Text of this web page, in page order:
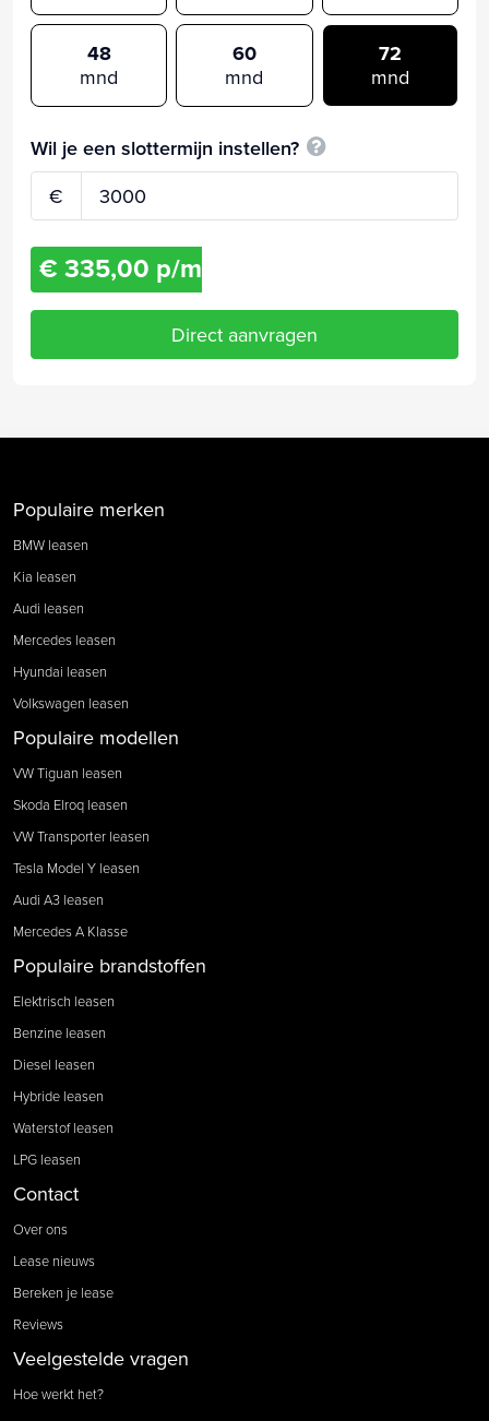
48
mnd
60
mnd
72
mnd
Wil je een slottermijn instellen?
€
€ 335,00 p/m
Direct aanvragen
Populaire merken
BMW leasen
Kia leasen
Audi leasen
Mercedes leasen
Hyundai leasen
Volkswagen leasen
Populaire modellen
VW Tiguan leasen
Skoda Elroq leasen
VW Transporter leasen
Tesla Model Y leasen
Audi A3 leasen
Mercedes A Klasse
Populaire brandstoffen
Elektrisch leasen
Benzine leasen
Diesel leasen
Hybride leasen
Waterstof leasen
LPG leasen
Contact
Over ons
Lease nieuws
Bereken je lease
Reviews
Veelgestelde vragen
Hoe werkt het?